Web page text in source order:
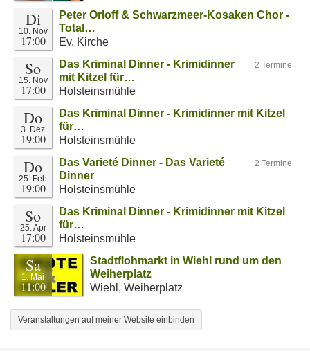
Di
10. Nov
17:00
Peter Orloff & Schwarzmeer-Kosaken Chor -
Total…
Ev. Kirche
So
15. Nov
17:00
2 Termine
Das Kriminal Dinner - Krimidinner
mit Kitzel für…
Holsteinsmühle
Do
3. Dez
19:00
Das Kriminal Dinner - Krimidinner mit Kitzel
für…
Holsteinsmühle
Do
25. Feb
19:00
2 Termine
Das Varieté Dinner - Das Varieté
Dinner
Holsteinsmühle
So
25. Apr
17:00
Das Kriminal Dinner - Krimidinner mit Kitzel
für…
Holsteinsmühle
Sa
1. Mai
11:00
Stadtflohmarkt in Wiehl rund um den
Weiherplatz
Wiehl, Weiherplatz
Veranstaltungen auf meiner Website einbinden